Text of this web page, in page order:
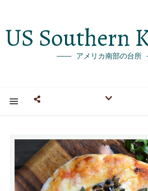
US Southern
アメリカ南部の台所